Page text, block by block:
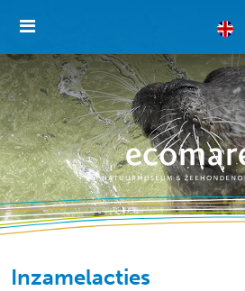
Inzamelacties